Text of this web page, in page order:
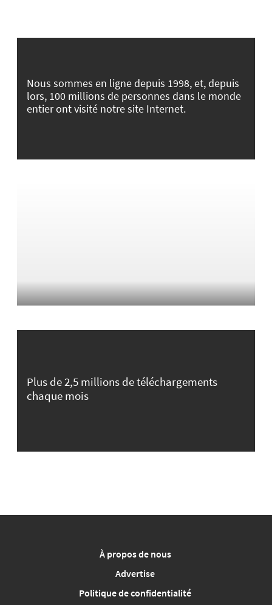
Nous sommes en ligne depuis 1998, et, depuis
lors, 100 millions de personnes dans le monde
entier ont visité notre site Internet.
Plus de 2,5 millions de téléchargements
chaque mois
À propos de nous
Advertise
Politique de confidentialité